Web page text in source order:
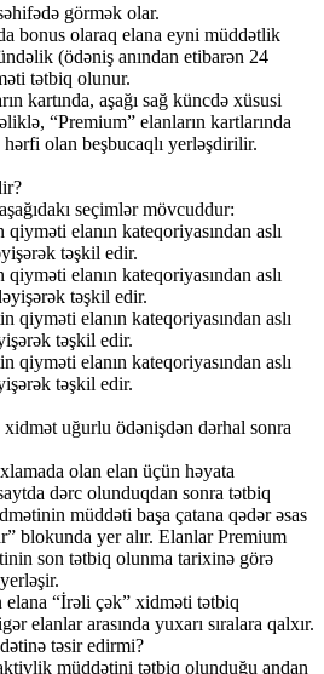
görmək olar.
bonus olaraq elana eyni müddətlik
(ödəniş anından etibarən 24
tətbiq olunur.
kartında, aşağı sağ küncdə xüsusi
“Premium” elanların kartlarında
olan beşbucaqlı yerləşdirilir.
seçimlər mövcuddur:
elanın kateqoriyasından aslı
təşkil edir.
elanın kateqoriyasından aslı
təşkil edir.
elanın kateqoriyasından aslı
təşkil edir.
elanın kateqoriyasından aslı
təşkil edir.
xidmət uğurlu ödənişdən dərhal sonra
olan elan üçün həyata
dərc olunduqdan sonra tətbiq
müddəti başa çatana qədər əsas
blokunda yer alır. Elanlar Premium
son tətbiq olunma tarixinə görə
“İrəli çək” xidməti tətbiq
elanlar arasında yuxarı sıralara qalxır.
təsir edirmi?
müddətini tətbiq olunduğu andan